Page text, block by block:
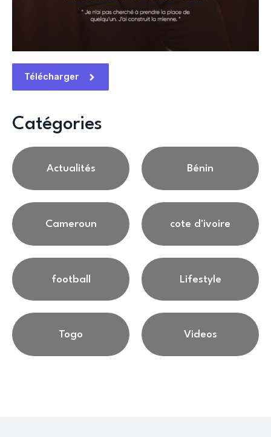
Télécharger
Catégories
Actualités Bénin
Cameroun cote d'ivoire
football Lifestyle
Togo Videos